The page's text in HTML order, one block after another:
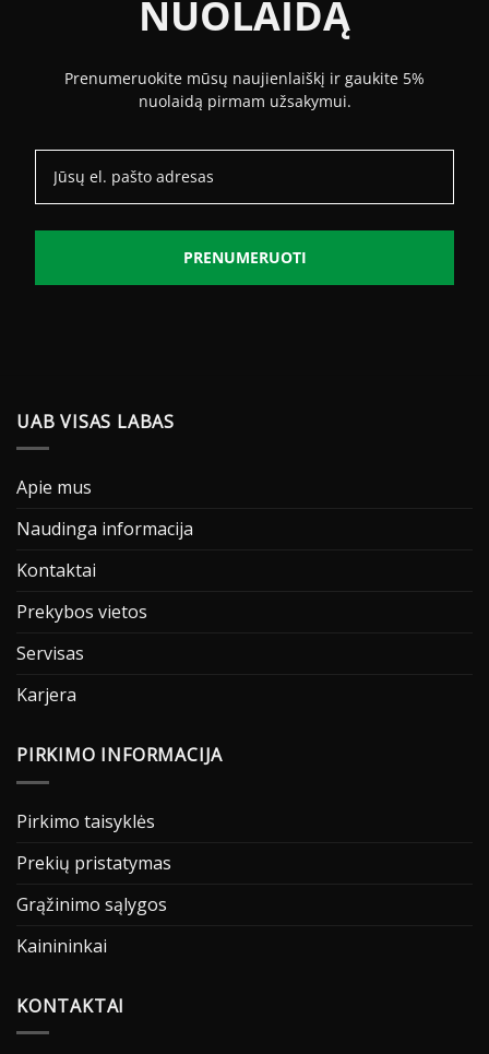
NUOLAIDĄ
Prenumeruokite mūsų naujienlaiškį ir gaukite 5%
nuolaidą pirmam užsakymui.
PRENUMERUOTI
UAB VISAS LABAS
Apie mus
Naudinga informacija
Kontaktai
Prekybos vietos
Servisas
Karjera
PIRKIMO INFORMACIJA
Pirkimo taisyklės
Prekių pristatymas
Grąžinimo sąlygos
Kainininkai
KONTAKTAI